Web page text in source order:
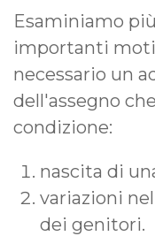
Esaminiamo
importanti
necessario un
dell'assegno
condizione:
nascita di
variazioni
dei genitori.